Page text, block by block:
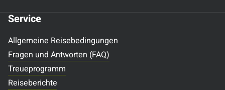
Service
Allgemeine Reisebedingungen
Fragen und Antworten (FAQ)
Treueprogramm
Reiseberichte